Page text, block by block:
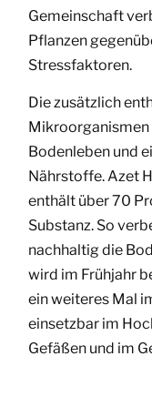
Gemeinschaft
Pflanzen
Stressfaktoren.
Die zusätzlich
Mikroorganismen
Bodenleben und
Nährstoffe. Azet
enthält über 70
Substanz. So
nachhaltig die
wird im Frühjahr
ein weiteres Mal
einsetzbar im
Gefäßen und im